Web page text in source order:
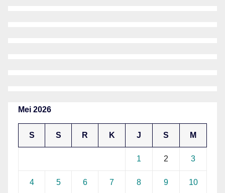
Mei 2026
S S R K J S M
1 2 3
4 5 6 7 8 9 10